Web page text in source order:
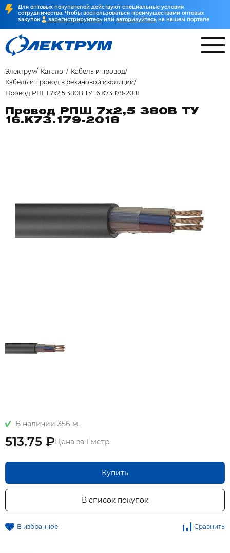
Для оптовых покупателей действуют специальные условия
сотрудничества. Чтобы воспользоваться преимуществами оптовых
закупок
зарегистрируйтесь или авторизуйтесь на нашем портале
Электрум Каталог
Кабель и провод
Кабель и провод в резиновой изоляции
Провод РПШ 7х2,5 380В ТУ 16.К73.179-2018
Провод РПШ 7х2,5 380В ТУ
16.К73.179-2018
В наличии 356 м.
513.75 ₽Цена за 1 метр
Купить
В список покупок
В избранное Сравнить